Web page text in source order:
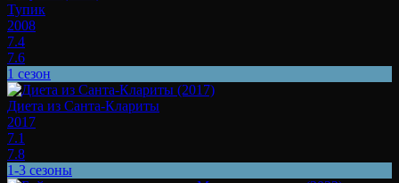
Тупик
2008
7.4
7.6
1 сезон
Диета из Санта-Клариты
2017
7.1
7.8
1-3 сезоны